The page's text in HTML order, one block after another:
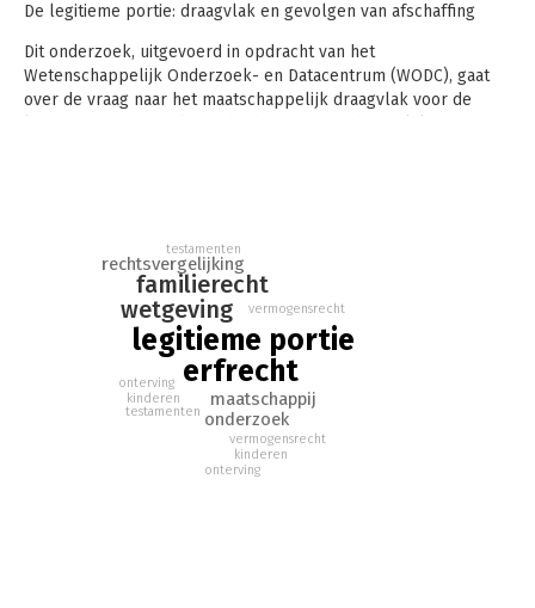
De legitieme portie: draagvlak en gevolgen van afschaffing
Dit onderzoek, uitgevoerd in opdracht van het
Wetenschappelijk Onderzoek- en Datacentrum (WODC), gaat
over de vraag naar het maatschappelijk draagvlak voor de
legitieme portie
erfrecht
wetgeving
familierecht
maatschappij
onderzoek
rechtsvergelijking
testamenten
vermogensrecht
kinderen
onterving
testamenten
vermogensrecht
kinderen
onterving